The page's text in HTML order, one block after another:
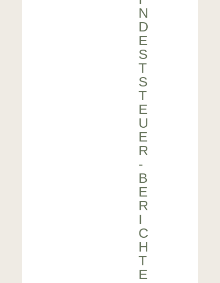
N
D
E
S
T
S
T
E
U
E
R
-
B
E
R
I
C
H
T
E